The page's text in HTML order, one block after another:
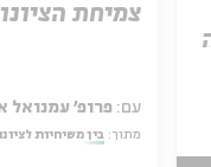
צמיחת
עם: פרופ' עמנואל
מתוך: בין משיחיות